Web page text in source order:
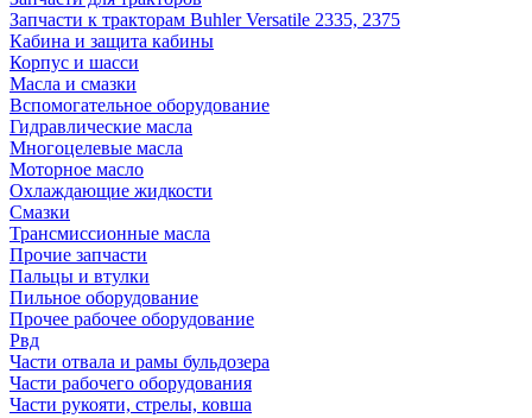
Запчасти к тракторам Buhler Versatile 2335, 2375
Кабина и защита кабины
Корпус и шасси
Масла и смазки
Вспомогательное оборудование
Гидравлические масла
Многоцелевые масла
Моторное масло
Охлаждающие жидкости
Смазки
Трансмиссионные масла
Прочие запчасти
Пальцы и втулки
Пильное оборудование
Прочее рабочее оборудование
Рвд
Части отвала и рамы бульдозера
Части рабочего оборудования
Части рукояти, стрелы, ковша